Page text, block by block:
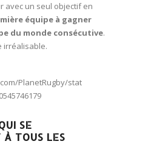
avec un seul objectif en
équipe à gagner
du monde consécutive.
irréalisable.
PlanetRugby/stat
SE
À TOUS LES